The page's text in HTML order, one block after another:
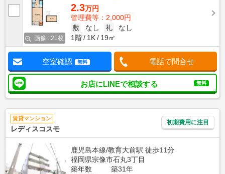
画像 : 21枚
2.3万円
管理費等：2,000円
敷
なし 礼
なし
1階
1K 19㎡
空室確認 無料 電話で問合せ
お店にLINEで相談する 無料
賃貸マンション
レディスコスモ
初期費用に注目
鹿児島本線/教育大前駅 徒歩11分
福岡県宗像市石丸3丁目
築年数
築31年